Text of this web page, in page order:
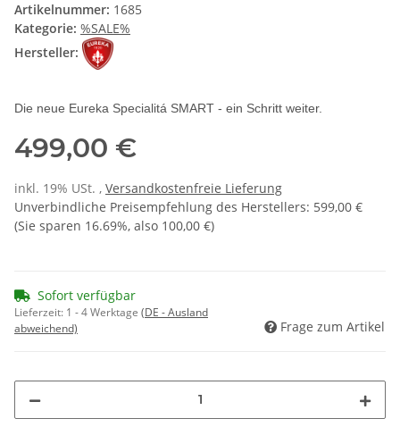
Artikelnummer: 1685
Kategorie: %SALE%
Hersteller:
Die neue Eureka Specialitá SMART - ein Schritt weiter.
499,00 €
inkl. 19% USt. , Versandkostenfreie Lieferung
Unverbindliche Preisempfehlung des Herstellers: 599,00 €
(Sie sparen 16.69%, also 100,00 €)
Sofort verfügbar
Lieferzeit: 1 - 4 Werktage (DE - Ausland
abweichend)
Frage zum Artikel